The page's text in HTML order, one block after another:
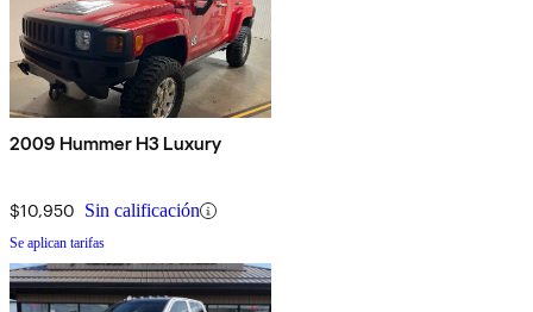
2009 Hummer H3 Luxury
$10,950 Sin calificación
Se aplican tarifas